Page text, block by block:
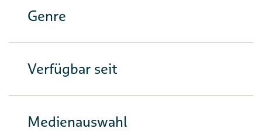
Genre
Verfügbar seit
Medienauswahl